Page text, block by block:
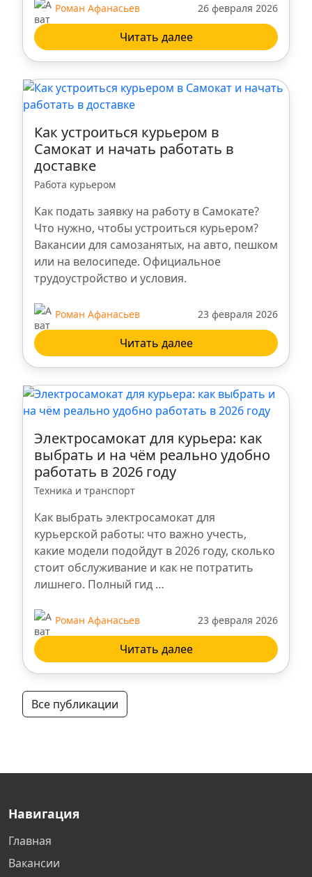
Брянск
Владикавказ
Нальчик
Пенза
Калуга
Тольятти
Омск
Барнаул
Киров
Мурманск
Новый Уренгой
Смоленск
Рязань
Новосибирск
Тверь
Самара
Роман Афанасьев 26 февраля 2026
Читать далее
Как устроиться курьером в
Самокат и начать работать в
доставке
Работа курьером
Как подать заявку на работу в Самокате?
Что нужно, чтобы устроиться курьером?
Вакансии для самозанятых, на авто, пешком
или на велосипеде. Официальное
трудоустройство и условия.
Роман Афанасьев 23 февраля 2026
Читать далее
Электросамокат для курьера: как
выбрать и на чём реально удобно
работать в 2026 году
Техника и транспорт
Как выбрать электросамокат для
курьерской работы: что важно учесть,
какие модели подойдут в 2026 году, сколько
стоит обслуживание и как не потратить
лишнего. Полный гид …
Роман Афанасьев 23 февраля 2026
Читать далее
Все публикации
Навигация
Главная
Вакансии